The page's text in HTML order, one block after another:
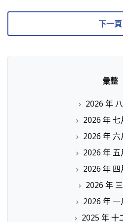
下一頁
彙整
2026 年
2026 年 七
2026 年 六
2026 年 五
2026 年 四
2026 年
2026 年 一
2025 年 十